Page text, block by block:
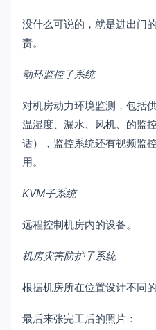
没什么可说的，就是进出门
责。
动环监控子系统
对机房动力环境监测，包括
温湿度、漏水、风机、的监
话），监控系统还有视频监
用。
KVM子系统
远程控制机房内的设备。
机房灾害防护子系统
根据机房所在位置设计不同
最后来张完工后的照片：